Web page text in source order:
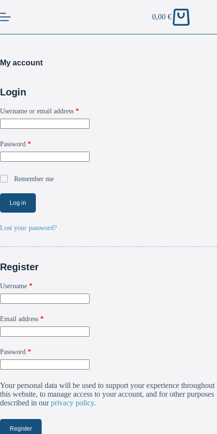
0,00€
My account
Login
Username or email address *
Password *
Remember me
Log in
Lost your password?
Register
Username *
Email address *
Password *
Your personal data will be used to support your experience throughout
this website, to manage access to your account, and for other purposes
described in ourprivacy policy.
Register